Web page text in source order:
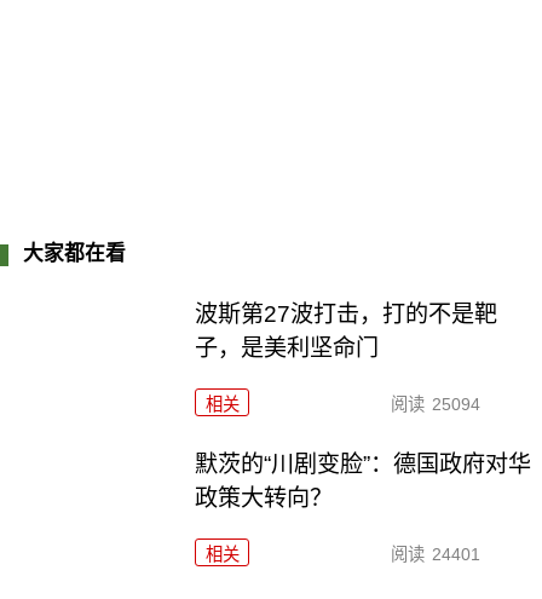
大家都在看
波斯第27波打击，打的不是靶
子，是美利坚命门
相关 阅读 25094
默茨的“川剧变脸”：德国政府对华
政策大转向？
相关 阅读 24401